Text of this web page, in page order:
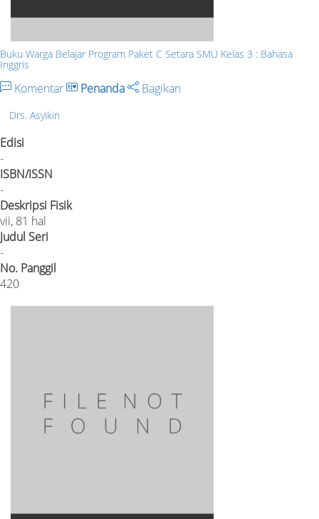
Buku Warga Belajar Program Paket C Setara SMU Kelas 3 : Bahasa
Inggris
Komentar Penanda Bagikan
Drs. Asyikin
Edisi
-
ISBN/ISSN
-
Deskripsi Fisik
vii, 81 hal
Judul Seri
-
No. Panggil
420